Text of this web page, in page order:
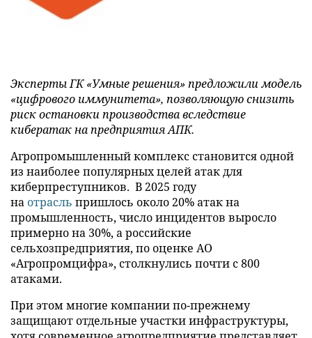
Эксперты ГК «Умные решения» предложили модель
«цифрового иммунитета», позволяющую снизить
риск остановки производства вследствие
кибератак на предприятия АПК.
Агропромышленный комплекс становится одной
из наиболее популярных целей атак для
киберпреступников. В 2025 году
на отрасль пришлось около 20% атак на
промышленность, число инцидентов выросло
примерно на 30%, а российские
сельхозпредприятия, по оценке АО
«Агропромцифра», столкнулись почти с 800
атаками.
При этом многие компании по-прежнему
защищают отдельные участки инфраструктуры,